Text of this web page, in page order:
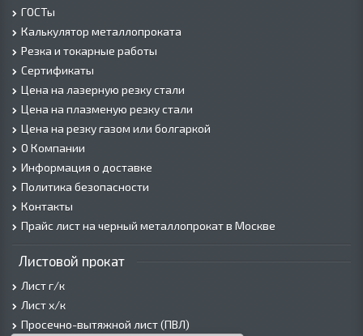
ГОСТы
Калькулятор металлопроката
Резка и токарные работы
Сертификаты
Цена на лазерную резку стали
Цена на плазменую резку стали
Цена на резку газом или болгаркой
О Компании
Информация о доставке
Политика безопасности
Контакты
Прайс лист на черный металлопрокат в Москве
Листовой прокат
Лист г/к
Лист х/к
Просечно-вытяжной лист (ПВЛ)